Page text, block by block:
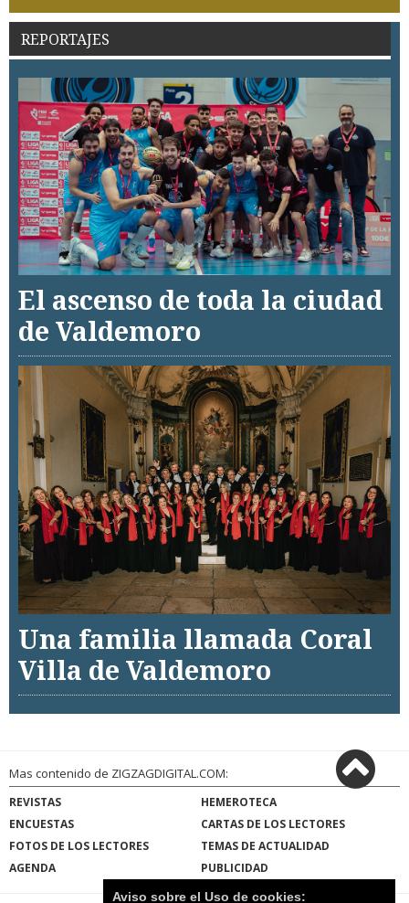
REPORTAJES
El ascenso de toda la ciudad
de Valdemoro
Una familia llamada Coral
Villa de Valdemoro
Mas contenido de ZIGZAGDIGITAL.COM:
REVISTAS
HEMEROTECA
ENCUESTAS
CARTAS DE LOS LECTORES
FOTOS DE LOS LECTORES
TEMAS DE ACTUALIDAD
AGENDA
PUBLICIDAD
Aviso sobre el Uso de cookies: